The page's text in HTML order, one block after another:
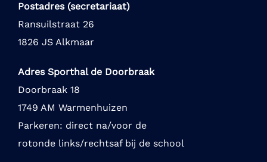
Postadres (secretariaat)
Ransuilstraat 26
1826 JS Alkmaar
Adres Sporthal de Doorbraak
Doorbraak 18
1749 AM Warmenhuizen
Parkeren: direct na/voor de
rotonde links/rechtsaf bij de school